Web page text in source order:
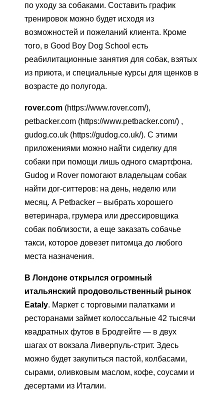
по уходу за собаками. Составить график
тренировок можно будет исходя из
возможностей и пожеланий клиента. Кроме
того, в Good Boy Dog School есть
реабилитационные занятия для собак, взятых
из приюта, и специальные курсы для щенков в
возрасте до полугода.
rover.com (https://www.rover.com/),
petbacker.com (https://www.petbacker.com/) ,
gudog.co.uk (https://gudog.co.uk/). С этими
приложениями можно найти сиделку для
собаки при помощи лишь одного смартфона.
Gudog и Rover помогают владельцам собак
найти дог-ситтеров: на день, неделю или
месяц. А Petbacker – выбрать хорошего
ветеринара, грумера или дрессировщика
собак поблизости, а еще заказать собачье
такси, которое довезет питомца до любого
места назначения.
В Лондоне открылся огромный
итальянский продовольственный рынок
Eataly. Маркет с торговыми палатками и
ресторанами займет колоссальные 42 тысячи
квадратных футов в Бродгейте — в двух
шагах от вокзала Ливерпуль-стрит. Здесь
можно будет закупиться пастой, колбасами,
сырами, оливковым маслом, кофе, соусами и
десертами из Италии.